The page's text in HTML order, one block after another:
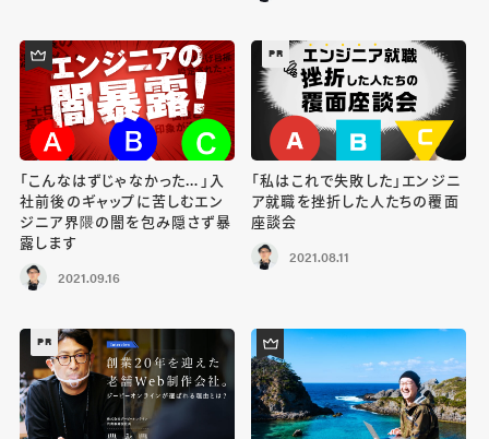
「こんなはずじゃなかった…」入
社前後のギャップに苦しむエン
ジニア界隈の闇を包み隠さず暴
露します
2021.09.16
PR
「私はこれで失敗した」エンジニ
ア就職を挫折した人たちの覆面
座談会
2021.08.11
PR